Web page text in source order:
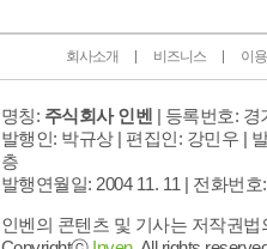
회사소개 비즈니스 이
명칭: 주식회사 인벤 | 등록번호: 경
발행인: 박규상 | 편집인: 강민우 |
층
발행연월일: 2004 11. 11 | 전화번호
인벤의 콘텐츠 및 기사는 저작권